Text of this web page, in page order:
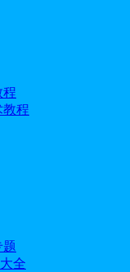
程
教程
题
全
一步提高了用户的网
方推荐的主机商，针
决方案。
拟主机提供SSD
据读写速度，具有卓
性能，将 I/O 等待时
位于美国Krypt机房，
位置接近，提供低至1
美国主机怎么样
主机提供99.9%的正